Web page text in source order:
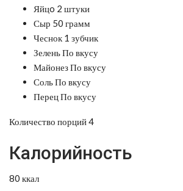
Яйцo 2 штуки
Сыр 50 грамм
Чеснок 1 зубчик
Зелень По вкусу
Майонез По вкусу
Соль По вкусу
Перец По вкусу
Количество порций 4
Калорийность
80 ккал